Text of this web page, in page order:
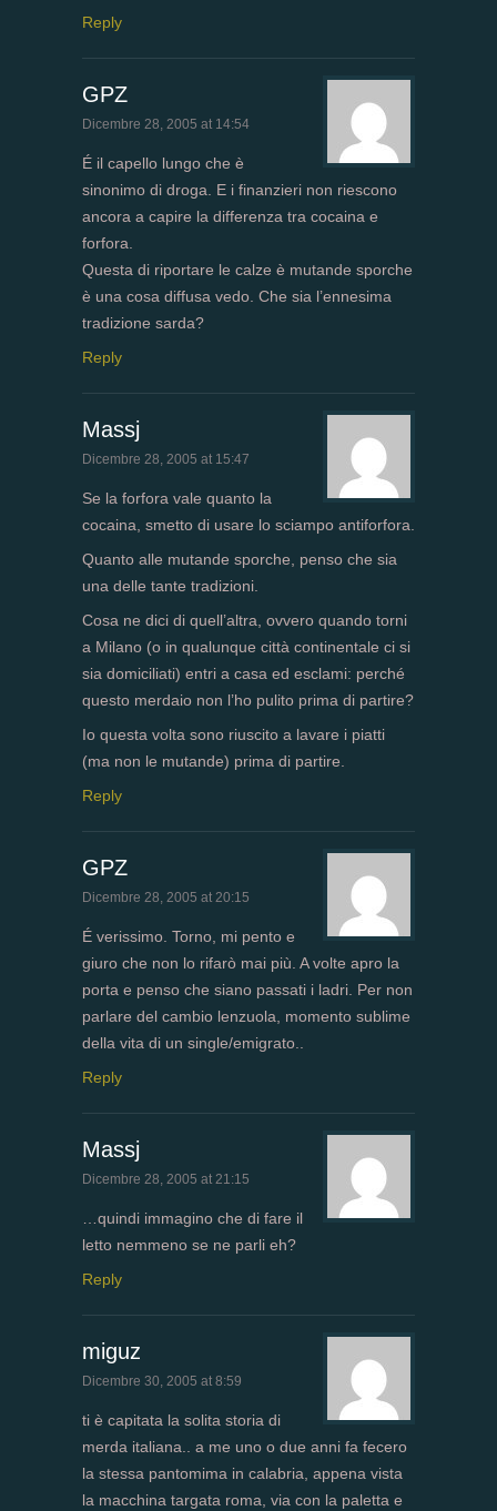
Reply
GPZ
Dicembre 28, 2005 at 14:54
É il capello lungo che è
sinonimo di droga. E i finanzieri non riescono
ancora a capire la differenza tra cocaina e
forfora.
Questa di riportare le calze è mutande sporche
è una cosa diffusa vedo. Che sia l’ennesima
tradizione sarda?
Reply
Massj
Dicembre 28, 2005 at 15:47
Se la forfora vale quanto la
cocaina, smetto di usare lo sciampo antiforfora.
Quanto alle mutande sporche, penso che sia
una delle tante tradizioni.
Cosa ne dici di quell’altra, ovvero quando torni
a Milano (o in qualunque città continentale ci si
sia domiciliati) entri a casa ed esclami: perché
questo merdaio non l’ho pulito prima di partire?
Io questa volta sono riuscito a lavare i piatti
(ma non le mutande) prima di partire.
Reply
GPZ
Dicembre 28, 2005 at 20:15
É verissimo. Torno, mi pento e
giuro che non lo rifarò mai più. A volte apro la
porta e penso che siano passati i ladri. Per non
parlare del cambio lenzuola, momento sublime
della vita di un single/emigrato..
Reply
Massj
Dicembre 28, 2005 at 21:15
…quindi immagino che di fare il
letto nemmeno se ne parli eh?
Reply
miguz
Dicembre 30, 2005 at 8:59
ti è capitata la solita storia di
merda italiana.. a me uno o due anni fa fecero
la stessa pantomima in calabria, appena vista
la macchina targata roma, via con la paletta e